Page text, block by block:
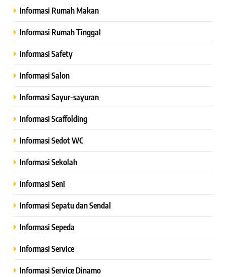
Informasi Rumah Makan
Informasi Rumah Tinggal
Informasi Safety
Informasi Salon
Informasi Sayur-sayuran
Informasi Scaffolding
Informasi Sedot WC
Informasi Sekolah
Informasi Seni
Informasi Sepatu dan Sendal
Informasi Sepeda
Informasi Service
Informasi Service Dinamo